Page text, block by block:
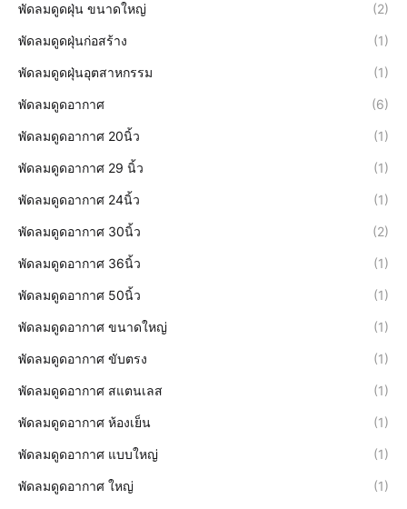
พัดลมดูดฝุ่น ขนาดใหญ่ (2)
พัดลมดูดฝุ่นก่อสร้าง (1)
พัดลมดูดฝุ่นอุตสาหกรรม (1)
พัดลมดูดอากาศ (6)
พัดลมดูดอากาศ 20นิ้ว (1)
พัดลมดูดอากาศ 29 นิ้ว (1)
พัดลมดูดอากาศ 24นิ้ว (1)
พัดลมดูดอากาศ 30นิ้ว (2)
พัดลมดูดอากาศ 36นิ้ว (1)
พัดลมดูดอากาศ 50นิ้ว (1)
พัดลมดูดอากาศ ขนาดใหญ่ (1)
พัดลมดูดอากาศ ขับตรง (1)
พัดลมดูดอากาศ สแตนเลส (1)
พัดลมดูดอากาศ ห้องเย็น (1)
พัดลมดูดอากาศ แบบใหญ่ (1)
พัดลมดูดอากาศ ใหญ่ (1)